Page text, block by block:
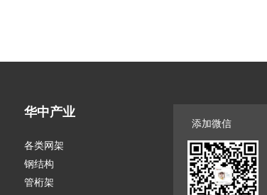
华中产业
各类网架
钢结构
管桁架
添加微信